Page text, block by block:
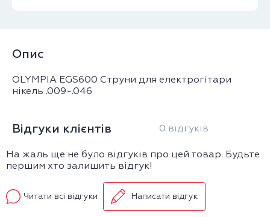
Опис
OLYMPIA EGS600 Струни для електрогітари
нікель .009-.046
Відгуки клієнтів 0 відгуків
На жаль ще не було відгуків про цей товар. Будьте
першим хто залишить відгук!
Читати всі відгуки Написати відгук